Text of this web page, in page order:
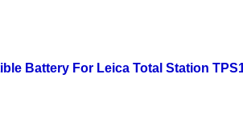
Battery For Leica Total Station